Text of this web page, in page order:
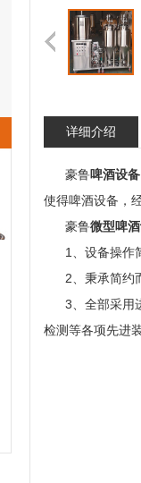
详细介绍
豪鲁啤酒设备
使得啤酒设备，
豪鲁微型啤
1、设备操作
2、 秉承简约
3、全部采用
检测等各项先进